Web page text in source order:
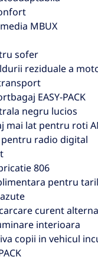
MBUX
sofer
reziduale a
EASY-PACK
negru lucios
mai lat pentru roti
radio digital
806
pentru
curent
interioara
copii in vehicul